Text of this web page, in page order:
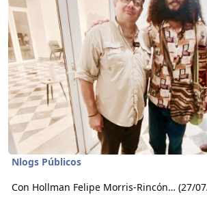
Nlogs Públicos
Con Hollman Felipe Morris-Rincón… (27/